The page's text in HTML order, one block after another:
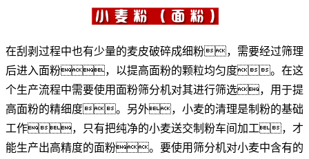
在刮剥过程中也有少量的麦皮破碎成细粉，需要经过筛理
后进入面粉，以提高面粉的颗粒均匀度。在这
个生产流程中需要使用面粉筛分机对其进行筛选，用于提
高面粉的精细度。另外，小麦的清理是制粉的基础
工作，只有把纯净的小麦送交制粉车间加工，才
能生产出高精度的面粉。要使用筛分机对小麦中含有的